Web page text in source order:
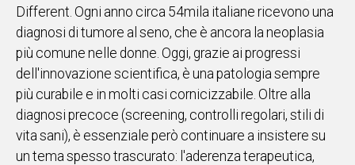
SPORT
EVENTI
STORIE
VIDEO
Vai
Different. Ogni anno circa 54mila italiane ricevono una
diagnosi di tumore al seno, che è ancora la neoplasia
più comune nelle donne. Oggi, grazie ai progressi
dell'innovazione scientifica, è una patologia sempre
più curabile e in molti casi cornicizzabile. Oltre alla
diagnosi precoce (screening, controlli regolari, stili di
vita sani), è essenziale però continuare a insistere su
un tema spesso trascurato: l'aderenza terapeutica,